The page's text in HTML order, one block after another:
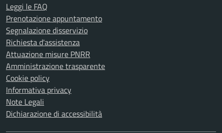
Leggi le FAQ
Prenotazione appuntamento
Segnalazione disservizio
Richiesta d'assistenza
Attuazione misure PNRR
Amministrazione trasparente
Cookie policy
Informativa privacy
Note Legali
Dichiarazione di accessibilità